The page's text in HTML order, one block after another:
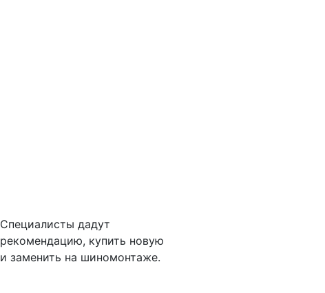
Специалисты дадут
рекомендацию, купить новую
и заменить на шиномонтаже.